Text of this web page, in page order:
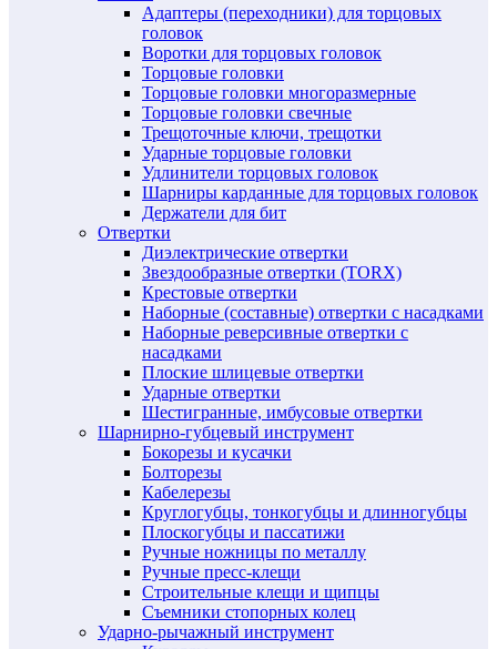
Адаптеры (переходники) для торцовых
головок
Воротки для торцовых головок
Торцовые головки
Торцовые головки многоразмерные
Торцовые головки свечные
Трещоточные ключи, трещотки
Ударные торцовые головки
Удлинители торцовых головок
Шарниры карданные для торцовых головок
Держатели для бит
Отвертки
Диэлектрические отвертки
Звездообразные отвертки (TORX)
Крестовые отвертки
Наборные (составные) отвертки с насадками
Наборные реверсивные отвертки с
насадками
Плоские шлицевые отвертки
Ударные отвертки
Шестигранные, имбусовые отвертки
Шарнирно-губцевый инструмент
Бокорезы и кусачки
Болторезы
Кабелерезы
Круглогубцы, тонкогубцы и длинногубцы
Плоскогубцы и пассатижи
Ручные ножницы по металлу
Ручные пресс-клещи
Строительные клещи и щипцы
Съемники стопорных колец
Ударно-рычажный инструмент